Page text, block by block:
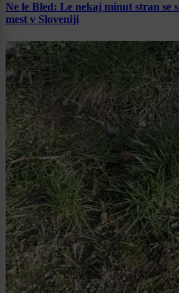
Ne le Bled: Le nekaj minut stran se
mest v Sloveniji